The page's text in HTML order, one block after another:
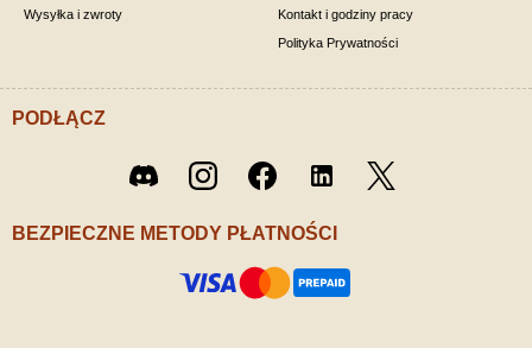
Wysyłka i zwroty
Kontakt i godziny pracy
Polityka Prywatności
PODŁĄCZ
Discord Instagram Facebook LinkedIn
BEZPIECZNE METODY PŁATNOŚCI